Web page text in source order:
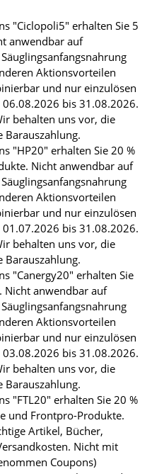
"Ciclopoli5" erhalten Sie 5
anwendbar auf
Aktionsvorteilen
und nur einzulösen
bis 31.08.2026.
behalten uns vor, die
Barauszahlung.
"HP20" erhalten Sie 20 %
Nicht anwendbar auf
Aktionsvorteilen
und nur einzulösen
bis 31.08.2026.
behalten uns vor, die
Barauszahlung.
"Canergy20" erhalten Sie
Nicht anwendbar auf
Aktionsvorteilen
und nur einzulösen
bis 31.08.2026.
behalten uns vor, die
Barauszahlung.
"FTL20" erhalten Sie 20 %
und Frontpro-Produkte.
Artikel, Bücher,
Nicht mit
Coupons)